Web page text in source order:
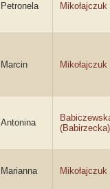
Petronela Mikołajczuk
Marcin Mikołajczuk
Antonina
(Babirzecka)
Marianna Mikołajczuk